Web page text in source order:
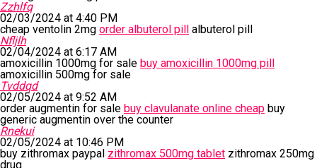
Zzhlfq
02/03/2024 at 4:40 PM
cheap ventolin 2mg order albuterol pill albuterol pill
Nfljlh
02/04/2024 at 6:17 AM
amoxicillin 1000mg for sale buy amoxicillin 1000mg pill
amoxicillin 500mg for sale
Tvddqd
02/05/2024 at 9:52 AM
order augmentin for sale buy clavulanate online cheap buy
generic augmentin over the counter
Rnekui
02/05/2024 at 10:46 PM
buy zithromax paypal zithromax 500mg tablet zithromax 250mg
drug